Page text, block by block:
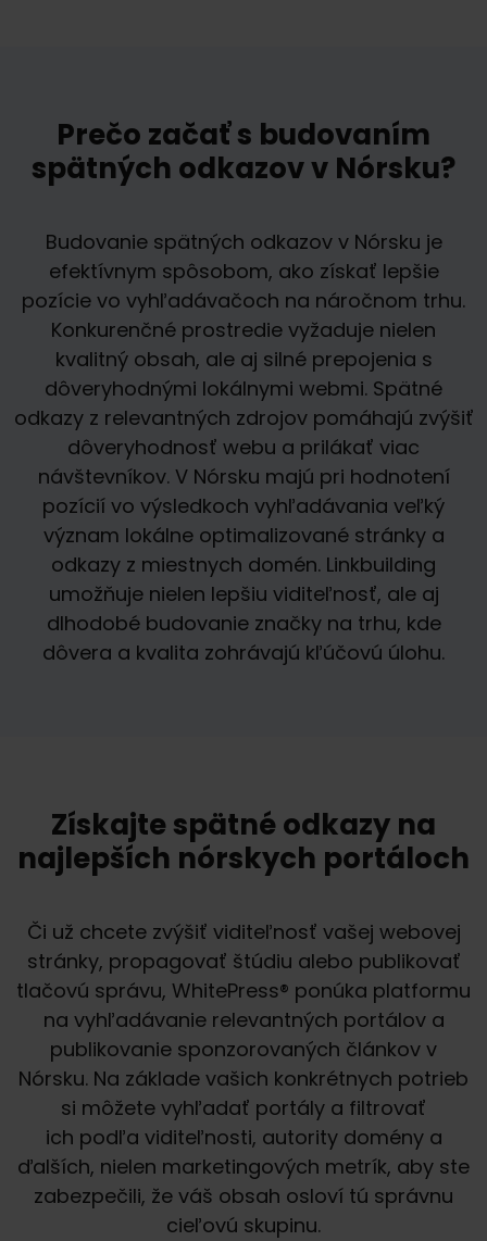
Prečo začať s budovaním
spätných odkazov v Nórsku?
Budovanie spätných odkazov v Nórsku je
efektívnym spôsobom, ako získať lepšie
pozície vo vyhľadávačoch na náročnom trhu.
Konkurenčné prostredie vyžaduje nielen
kvalitný obsah, ale aj silné prepojenia s
dôveryhodnými lokálnymi webmi. Spätné
odkazy z relevantných zdrojov pomáhajú zvýšiť
dôveryhodnosť webu a prilákať viac
návštevníkov. V Nórsku majú pri hodnotení
pozícií vo výsledkoch vyhľadávania veľký
význam lokálne optimalizované stránky a
odkazy z miestnych domén. Linkbuilding
umožňuje nielen lepšiu viditeľnosť, ale aj
dlhodobé budovanie značky na trhu, kde
dôvera a kvalita zohrávajú kľúčovú úlohu.
Získajte spätné odkazy na
najlepších nórskych portáloch
Či už chcete zvýšiť viditeľnosť vašej webovej
stránky, propagovať štúdiu alebo publikovať
tlačovú správu, WhitePress® ponúka platformu
na vyhľadávanie relevantných portálov a
publikovanie sponzorovaných článkov v
Nórsku. Na základe vašich konkrétnych potrieb
si môžete vyhľadať portály a filtrovať
ich podľa viditeľnosti, autority domény a
ďalších, nielen marketingových metrík, aby ste
zabezpečili, že váš obsah osloví tú správnu
cieľovú skupinu.